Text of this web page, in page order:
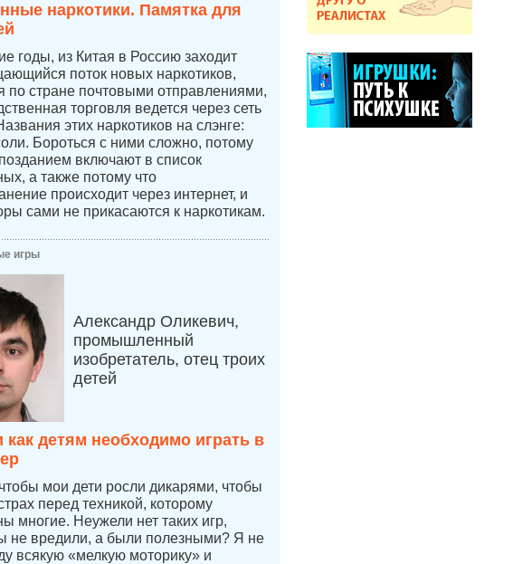
наркотики. Памятка для
годы, из Китая в Россию заходит
поток новых наркотиков,
по стране почтовыми отправлениями,
торговля ведется через сеть
этих наркотиков на слэнге:
Бороться с ними сложно, потому
включают в список
а также потому что
происходит через интернет, и
сами не прикасаются к наркотикам.
игры
Александр Оликевич,
промышленный
изобретатель, отец троих
детей
как детям необходимо играть в
мои дети росли дикарями, чтобы
перед техникой, которому
многие. Неужели нет таких игр,
не вредили, а были полезными? Я не
всякую «мелкую моторику» и